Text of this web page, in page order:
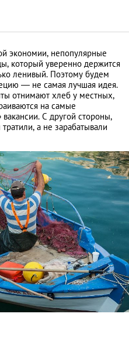
экономии, непопулярные
который уверенно держится
ленивый. Поэтому будем
— не самая лучшая идея.
отнимают хлеб у местных,
на самые
С другой стороны,
а не зарабатывали